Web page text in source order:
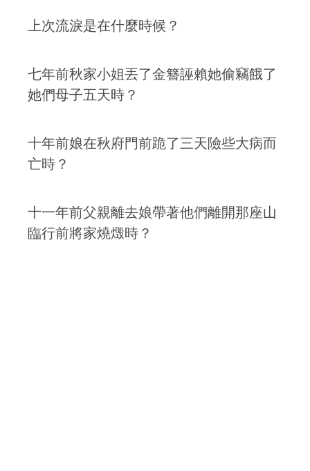
上次流淚是在什麼時候？
七年前秋家小姐丟了金簪誣賴她偷竊餓了
她們母子五天時？
十年前娘在秋府門前跪了三天險些大病而
亡時？
十一年前父親離去娘帶著他們離開那座山
臨行前將家燒燬時？